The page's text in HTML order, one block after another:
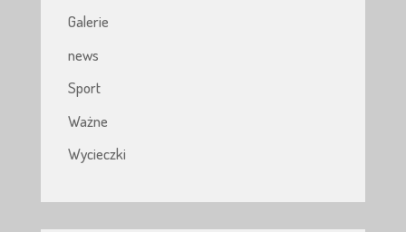
Galerie
news
Sport
Ważne
Wycieczki